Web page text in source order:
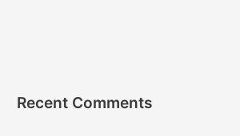
Recent Comments